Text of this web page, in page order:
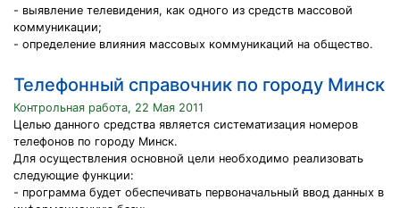
- выявление телевидения, как одного из средств массовой
коммуникации;
- определение влияния массовых коммуникаций на общество.
Телефонный справочник по городу Минск
Контрольная работа, 22 Мая 2011
Целью данного средства является систематизация номеров
телефонов по городу Минск.
Для осуществления основной цели необходимо реализовать
следующие функции:
- программа будет обеспечивать первоначальный ввод данных в